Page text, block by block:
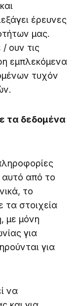
έρευνες
μας.
ουν τις
εμπλεκόμενα
τυχόν
τα δεδομένα
αυτό από το
το
τα στοιχεία
με μόνη
για
για
να